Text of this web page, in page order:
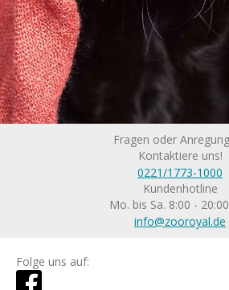
Fragen oder
Kontaktiere uns!
0221/1773-1000
Kundenhotline
Mo. bis Sa. 8:00 -
info@zooroyal.de
Folge uns auf: